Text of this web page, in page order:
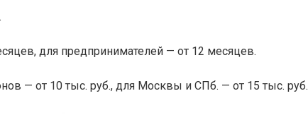
для предпринимателей — от 12 месяцев.
— от 10 тыс. руб., для Москвы и СПб. — от 15 тыс. руб.